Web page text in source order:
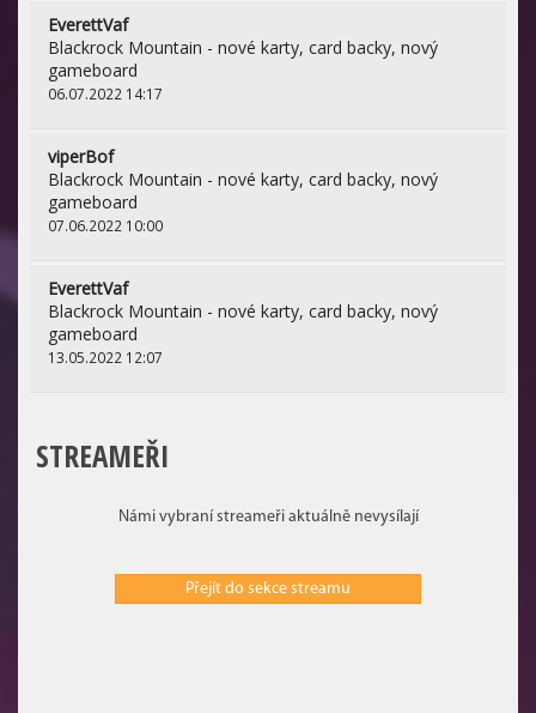
EverettVaf
Blackrock Mountain - nové karty, card backy, nový
gameboard
06.07.2022 14:17
viperBof
Blackrock Mountain - nové karty, card backy, nový
gameboard
07.06.2022 10:00
EverettVaf
Blackrock Mountain - nové karty, card backy, nový
gameboard
13.05.2022 12:07
STREAMEŘI
Námi vybraní streameři aktuálně nevysílají
Přejít do sekce streamu